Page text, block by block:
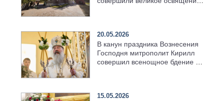
20.05.2026
В канун праздника Вознесения
Господня митрополит Кирилл
совершил всенощное бдение в
15.05.2026